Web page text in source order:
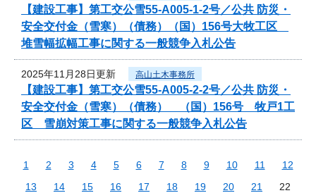
【建設工事】第工交公雪55-A005-1-2号／公共 防災・
安全交付金（雪寒）（債務）（国）156号大牧工区
堆雪幅拡幅工事に関する一般競争入札公告
2025年11月28日更新 高山土木事務所
【建設工事】第工交公雪55-A005-2-2号／公共 防災・
安全交付金（雪寒）（債務） （国）156号 牧戸1工
区 雪崩対策工事に関する一般競争入札公告
1 2 3 4 5 6 7 8 9 10 11
12
13
14 15 16 17 18 19 20 21
22